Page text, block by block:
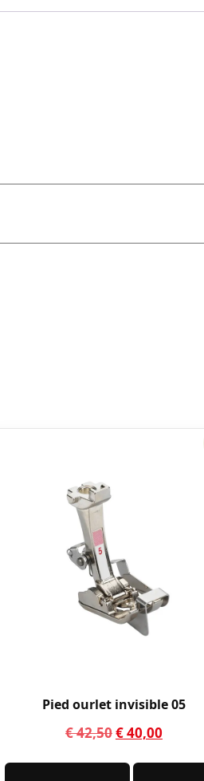
Pied ourlet invisible 05
€42,50Le
initial
€40,00Le
actuel